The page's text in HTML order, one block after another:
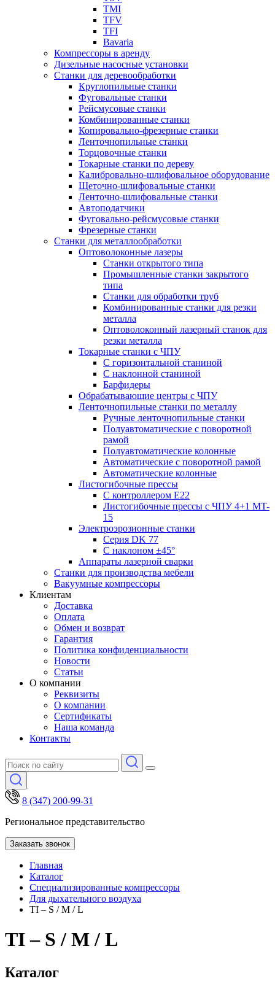
TMI
TFV
TFI
Bavaria
Компрессоры в аренду
Дизельные насосные установки
Станки для деревообработки
Круглопильные станки
Фуговальные станки
Рейсмусовые станки
Комбинированные станки
Копировально-фрезерные станки
Ленточнопильные станки
Торцовочные станки
Токарные станки по дереву
Калибровально-шлифовальное оборудование
Щеточно-шлифовальные станки
Ленточно-шлифовальные станки
Автоподатчики
Фуговально-рейсмусовые станки
Фрезерные станки
Станки для металлообработки
Оптоволоконные лазеры
Станки открытого типа
Промышленные станки закрытого
типа
Станки для обработки труб
Комбинированные станки для резки
металла
Оптоволоконный лазерный станок для
резки металла
Токарные станки с ЧПУ
С горизонтальной станиной
С наклонной станиной
Барфидеры
Обрабатывающие центры с ЧПУ
Ленточнопильные станки по металлу
Ручные ленточнопильные станки
Полуавтоматические с поворотной
рамой
Полуавтоматические колонные
Автоматические с поворотной рамой
Автоматические колонные
Листогибочные прессы
С контроллером E22
Листогибочные прессы с ЧПУ 4+1 MT-
15
Электроэрозионные станки
Серия DK 77
С наклоном ±45°
Аппараты лазерной сварки
Станки для производства мебели
Вакуумные компрессоры
Клиентам
Доставка
Оплата
Обмен и возврат
Гарантия
Политика конфиденциальности
Новости
Статьи
О компании
Реквизиты
О компании
Сертификаты
Наша команда
Контакты
8 (347) 200-99-31
Региональное представительство
Заказать звонок
Главная
Каталог
Специализированные компрессоры
Для дыхательного воздуха
TI – S / M / L
TI – S / M / L
Каталог